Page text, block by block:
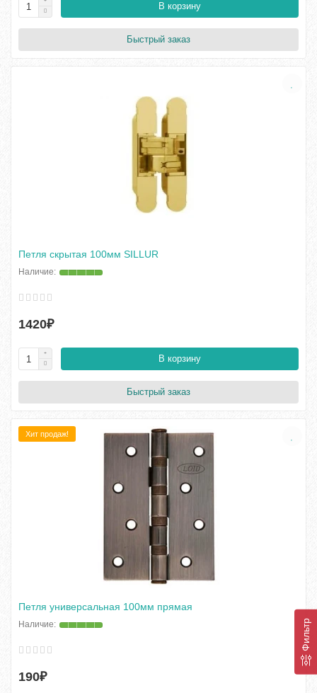
Фильтр
В корзину
Быстрый заказ
Петля скрытая 100мм SILLUR
1420₽
В корзину
Быстрый заказ
Хит продаж!
Петля универсальная 100мм прямая
190₽